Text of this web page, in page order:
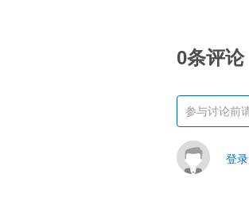
0条评论
登录